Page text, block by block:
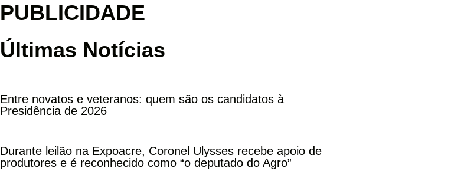
PUBLICIDADE
Últimas Notícias
Entre novatos e veteranos: quem são os candidatos à
Presidência de 2026
Durante leilão na Expoacre, Coronel Ulysses recebe apoio de
produtores e é reconhecido como “o deputado do Agro”